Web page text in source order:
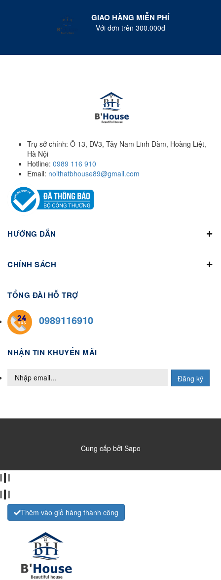
GIAO HÀNG MIỄN PHÍ
Với đơn trên 300.000đ
Trụ sở chính: Ô 13, DV3, Tây Nam Linh Đàm, Hoàng Liệt,
Hà Nội
Hotline: 0989 116 910
Email: noithatbhouse89@gmail.com
HƯỚNG DẪN
CHÍNH SÁCH
TỔNG ĐÀI HỖ TRỢ
0989116910
NHẬN TIN KHUYẾN MÃI
Đăng ký
Cung cấp bởi Sapo
Thêm vào giỏ hàng thành công